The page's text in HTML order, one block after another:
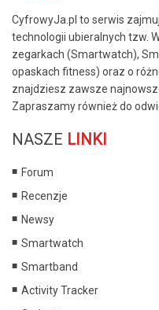
CyfrowyJa.pl to serwis
technologii ubieralnych tzw.
zegarkach (Smartwatch),
opaskach fitness) oraz o
znajdziesz zawsze
Zapraszamy również do
NASZE LINKI
Forum
Recenzje
Newsy
Smartwatch
Smartband
Activity Tracker